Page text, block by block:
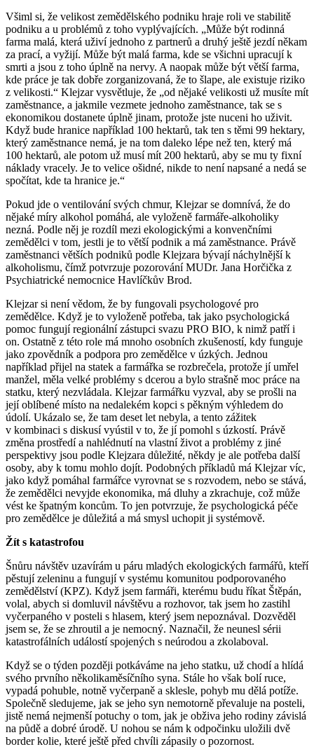
Všiml si, že velikost zemědělského podniku hraje roli ve stabilitě
podniku a u problémů z toho vyplývajících. „Může být rodinná
farma malá, která uživí jednoho z partnerů a druhý ještě jezdí někam
za prací, a vyžijí. Může být malá farma, kde se všichni upracují k
smrti a jsou z toho úplně na nervy. A naopak může být větší farma,
kde práce je tak dobře zorganizovaná, že to šlape, ale existuje riziko
z velikosti.“ Klejzar vysvětluje, že „od nějaké velikosti už musíte mít
zaměstnance, a jakmile vezmete jednoho zaměstnance, tak se s
ekonomikou dostanete úplně jinam, protože jste nuceni ho uživit.
Když bude hranice například 100 hektarů, tak ten s těmi 99 hektary,
který zaměstnance nemá, je na tom daleko lépe než ten, který má
100 hektarů, ale potom už musí mít 200 hektarů, aby se mu ty fixní
náklady vracely. Je to velice ošidné, nikde to není napsané a nedá se
spočítat, kde ta hranice je.“
Pokud jde o ventilování svých chmur, Klejzar se domnívá, že do
nějaké míry alkohol pomáhá, ale vyloženě farmáře-alkoholiky
nezná. Podle něj je rozdíl mezi ekologickými a konvenčními
zemědělci v tom, jestli je to větší podnik a má zaměstnance. Právě
zaměstnanci větších podniků podle Klejzara bývají náchylnější k
alkoholismu, čímž potvrzuje pozorování MUDr. Jana Horčička z
Psychiatrické nemocnice Havlíčkův Brod.
Klejzar si není vědom, že by fungovali psychologové pro
zemědělce. Když je to vyloženě potřeba, tak jako psychologická
pomoc fungují regionální zástupci svazu PRO BIO, k nimž patří i
on. Ostatně z této role má mnoho osobních zkušeností, kdy funguje
jako zpovědník a podpora pro zemědělce v úzkých. Jednou
například přijel na statek a farmářka se rozbrečela, protože jí umřel
manžel, měla velké problémy s dcerou a bylo strašně moc práce na
statku, který nezvládala. Klejzar farmářku vyzval, aby se prošli na
její oblíbené místo na nedalekém kopci s pěkným výhledem do
údolí. Ukázalo se, že tam deset let nebyla, a tento zážitek
v kombinaci s diskusí vyústil v to, že jí pomohl s úzkostí. Právě
změna prostředí a nahlédnutí na vlastní život a problémy z jiné
perspektivy jsou podle Klejzara důležité, někdy je ale potřeba další
osoby, aby k tomu mohlo dojít. Podobných příkladů má Klejzar víc,
jako když pomáhal farmářce vyrovnat se s rozvodem, nebo se stává,
že zemědělci nevyjde ekonomika, má dluhy a zkrachuje, což může
vést ke špatným koncům. To jen potvrzuje, že psychologická péče
pro zemědělce je důležitá a má smysl uchopit ji systémově.
Žít s katastrofou
Šnůru návštěv uzavírám u páru mladých ekologických farmářů, kteří
pěstují zeleninu a fungují v systému komunitou podporovaného
zemědělství (KPZ). Když jsem farmáři, kterému budu říkat Štěpán,
volal, abych si domluvil návštěvu a rozhovor, tak jsem ho zastihl
vyčerpaného v posteli s hlasem, který jsem nepoznával. Dozvěděl
jsem se, že se zhroutil a je nemocný. Naznačil, že neunesl sérii
katastrofálních událostí spojených s neúrodou a zkolaboval.
Když se o týden později potkáváme na jeho statku, už chodí a hlídá
svého prvního několikaměsíčního syna. Stále ho však bolí ruce,
vypadá pohuble, notně vyčerpaně a sklesle, pohyb mu dělá potíže.
Společně sledujeme, jak se jeho syn nemotorně převaluje na posteli,
jistě nemá nejmenší potuchy o tom, jak je obživa jeho rodiny závislá
na půdě a dobré úrodě. U nohou se nám k odpočinku uložili dvě
border kolie, které ještě před chvíli zápasily o pozornost.